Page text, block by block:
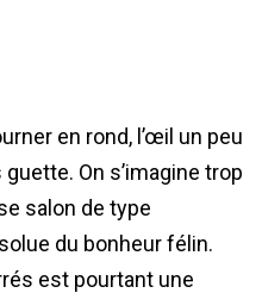
en rond, l’œil un peu
On s’imagine trop
salon de type
du bonheur félin.
est pourtant une